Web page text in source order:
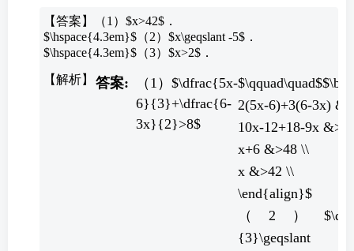
【答案】（1）$x>42$．
$\hspace{4.3em}$（2）$x\geqslant -5$．
$\hspace{4.3em}$（3）$x>2$．
（1）$\dfrac{5x-
6}{3}+\dfrac{6-
3x}{2}>8$
2(5x-6)+3(6-3x)
10x-12+18-9x
x+6 &>48 \\
x &>42 \\
\end{align}$
（2）
{3}\geqslant